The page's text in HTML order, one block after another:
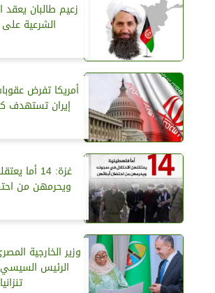
زعيم طالبان يعقد
الشرعية
أمريكا تفرض
إيران تستهدف
‏غزة: 14 أما
ويحرمهن من
وزير الخارجية
الرئيس
تنزانيا